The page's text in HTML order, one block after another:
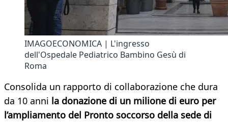
IMAGOECONOMICA | L'ingresso
dell'Ospedale Pediatrico Bambino Gesù di
Roma
Consolida un rapporto di collaborazione che dura
da 10 anni la donazione di un milione di euro per
l’ampliamento del Pronto soccorso della sede di